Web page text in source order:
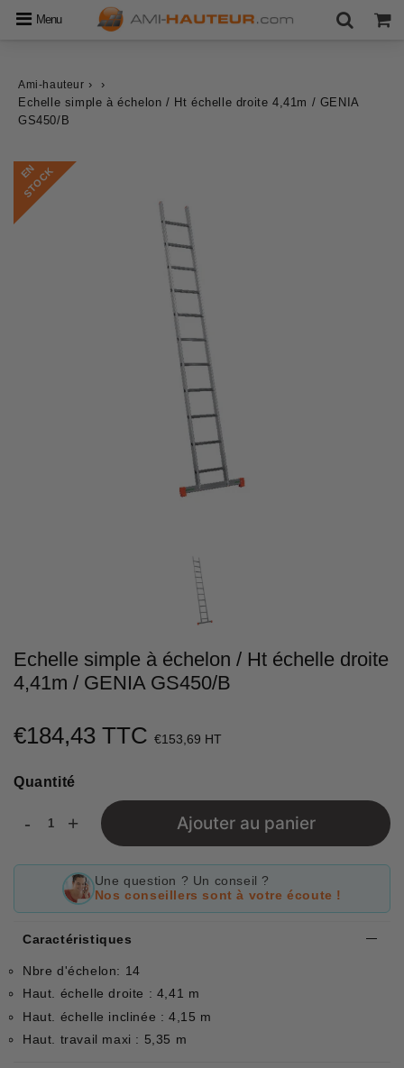
Menu
Ami-hauteur ›
›
Echelle simple à échelon / Ht échelle droite 4,41m / GENIA
GS450/B
E
N
S
T
O
C
K
Echelle simple à échelon / Ht échelle droite
4,41m / GENIA GS450/B
€184,43 TTC €153,69 HT
price
Quantité
- + Ajouter au panier
Une question ? Un conseil ?
Nos conseillers sont à votre écoute !
Caractéristiques
Nbre d'échelon: 14
Haut. échelle droite : 4,41 m
Haut. échelle inclinée : 4,15 m
Haut. travail maxi : 5,35 m